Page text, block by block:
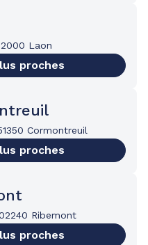
Laon
proches
Cormontreuil
proches
Ribemont
proches